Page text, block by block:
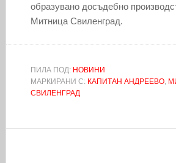
образувано досъдебно
Митница Свиленград.
ПИЛА ПОД: НОВИНИ
МАРКИРАНИ С: КАПИТАН АНДРЕЕВО,
СВИЛЕНГРАД